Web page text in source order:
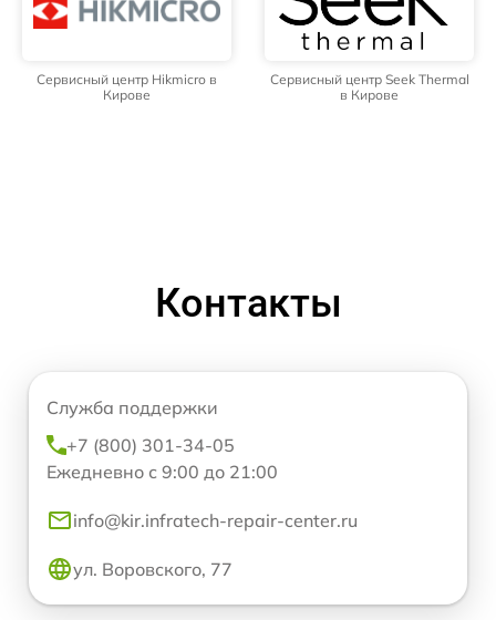
Сервисный центр Hikmicro в
Кирове
Сервисный центр Seek Thermal
в Кирове
Контакты
Служба поддержки
+7 (800) 301-34-05
Ежедневно с 9:00 до 21:00
info@kir.infratech-repair-center.ru
ул. Воровского, 77